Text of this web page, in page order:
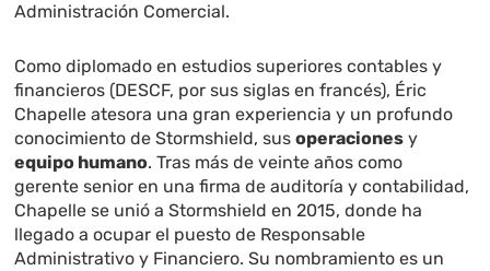
Administración Comercial.
Como diplomado en estudios superiores contables y
financieros (DESCF, por sus siglas en francés), Éric
Chapelle atesora una gran experiencia y un profundo
conocimiento de Stormshield, susoperaciones y
equipo humano. Tras más de veinte años como
gerente senior en una firma de auditoría y contabilidad,
Chapelle se unió a Stormshield en 2015, donde ha
llegado a ocupar el puesto de Responsable
Administrativo y Financiero. Su nombramiento es un